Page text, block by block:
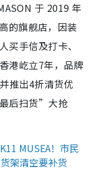
于 2019 年
的旗舰店，因装
买手信及打卡、
港屹立7年，品牌
推出4折清货优
后扫货”大抢
MUSEA！市民
架清空要补货